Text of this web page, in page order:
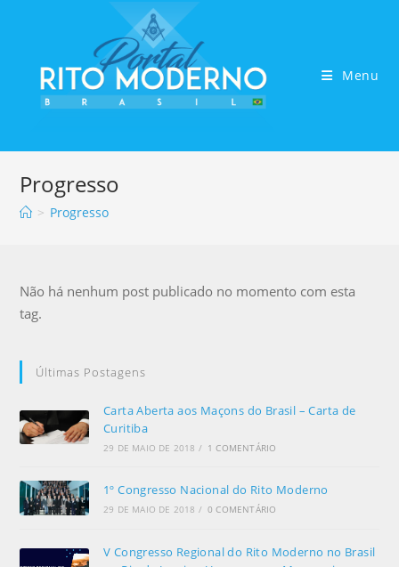
Menu
Progresso
> Progresso
Não há nenhum post publicado no momento com esta
tag.
Últimas Postagens
Carta Aberta aos Maçons do Brasil – Carta de
Curitiba
29 DE MAIO DE 2018 / 1 COMENTÁRIO
1º Congresso Nacional do Rito Moderno
29 DE MAIO DE 2018 / 0 COMENTÁRIO
V Congresso Regional do Rito Moderno no Brasil